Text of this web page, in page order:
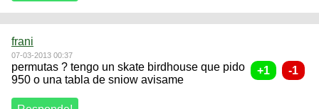
frani
07-03-2013 00:37
permutas ? tengo un skate birdhouse que pido
950 o una tabla de sniow avisame